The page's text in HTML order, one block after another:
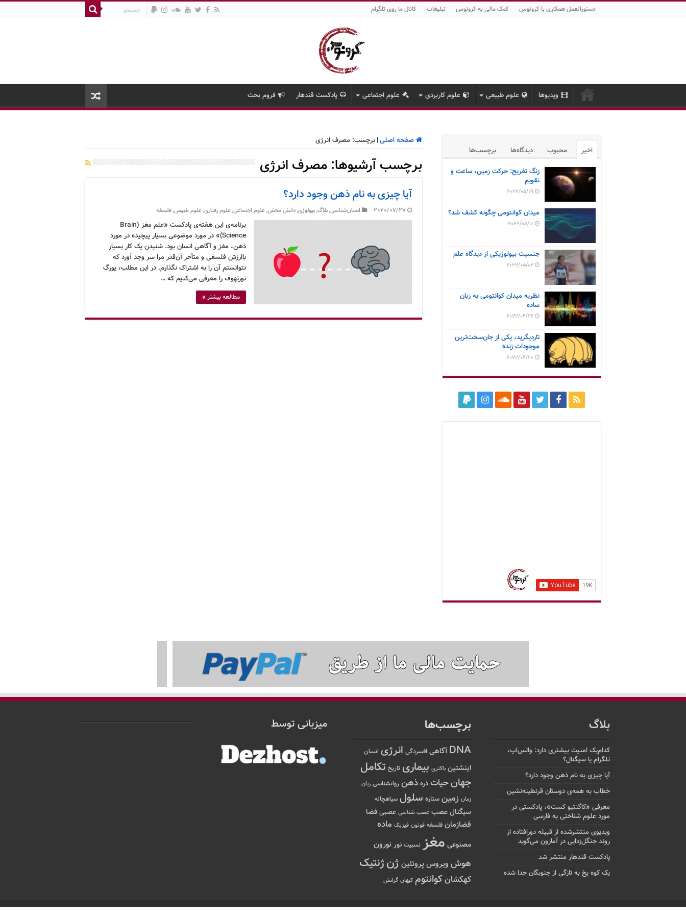
دستورالعمل همکاری با کرونوس کمک مالی به کرونوس تبلیغات کانال ما روی تلگرام
ویدیوها علوم طبیعی علوم کاربردی علوم اجتماعی پادکست قندهار فروم بحث
صفحه اصلی| برچسب: مصرف انرژی
برچسب آرشیوها: مصرف انرژی
آیا چیزی به نام ذهن وجود دارد؟
2020/07/27 انسان‌شناسی,بلاگ,بیولوژی,دانش محض,علوم اجتماعی,علوم رفتاری,علوم طبیعی,فلسفه
برنامه‌ی این هفته‌ی پادکست «علم مغز (Brain
Science)» در مورد موضوعی بسیار پیچیده در مورد
ذهن، مغز و آگاهی انسان بود. شنیدن یک کار بسیار
باارزش فلسفی و متأخر آن‌قدر مرا سر وجد آورد که
نتوانستم آن را به اشتراک نگذارم. در این مطلب، یورگ
نورتهوف را معرفی می‌کنیم که …
مطالعه بیشتر »
اخیر محبوب دیدگاه‌ها برچسب‌ها
زنگ تفریح: حرکت زمین، ساعت و
تقویم
2022/05/19
میدان کوانتومی چگونه کشف شد؟
2022/05/11
جنسیت بیولوژیکی از دیدگاه علم
2022/05/02
نظریه میدان کوانتومی به زبان
ساده
2022/04/26
تاردیگرید، یکی از جان‌سخت‌ترین
موجودات زنده
2022/04/20
بلاگ
کدام‌یک امنیت بیشتری دارد: واتس‌اپ،
تلگرام یا سیگنال؟
آیا چیزی به نام ذهن وجود دارد؟
خطاب به همه‌ی دوستان قرنطینه‌نشین
معرفی «کاگنتیو کست»، پادکستی در
مورد علوم شناختی به فارسی
ویدیوی منتشرشده از قبیله دورافتاده‌ از
روند جنگل‌زدایی در آمازون می‌گوید
پادکست قندهار منتشر شد
یک کوه یخ به تازگی از جنوبگان جدا شده
برچسب‌ها
DNA آگاهی افسردگی انرژی انسان
اینشتین باکتری بیماری تاریخ تکامل
جهانحیات ذره ذهن روانشناسی زبان
زمان زمین ستاره سلول سیاهچاله
سیگنالعصب عصب شناسی عصبی فضا
فضازمان فلسفه فوتون فیزیک ماده
مصنوعی مغز نسبیت نور نورون
هوش ویروس پروتئین ژنژنتیک
کهکشانکوانتوم کیهان گرانش
میزبانی توسط